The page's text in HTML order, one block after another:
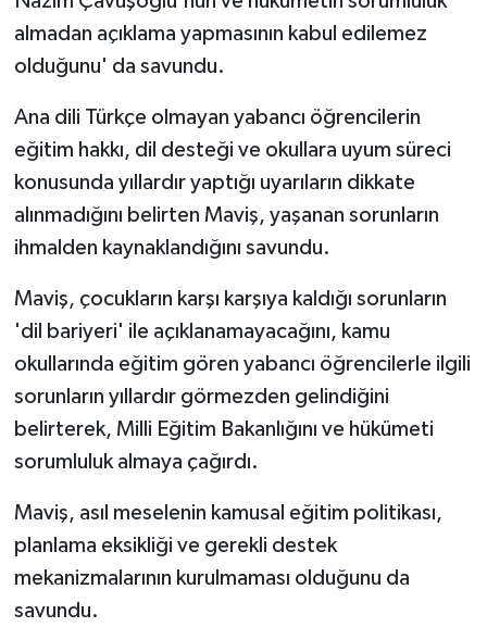
almadan açıklama yapmasının kabul edilemez
olduğunu' da savundu.
Ana dili Türkçe olmayan yabancı öğrencilerin
eğitim hakkı, dil desteği ve okullara uyum süreci
konusunda yıllardır yaptığı uyarıların dikkate
alınmadığını belirten Maviş, yaşanan sorunların
ihmalden kaynaklandığını savundu.
Maviş, çocukların karşı karşıya kaldığı sorunların
'dil bariyeri' ile açıklanamayacağını, kamu
okullarında eğitim gören yabancı öğrencilerle ilgili
sorunların yıllardır görmezden gelindiğini
belirterek, Milli Eğitim Bakanlığını ve hükümeti
sorumluluk almaya çağırdı.
Maviş, asıl meselenin kamusal eğitim politikası,
planlama eksikliği ve gerekli destek
mekanizmalarının kurulmaması olduğunu da
savundu.
TİCARET
YAŞAM